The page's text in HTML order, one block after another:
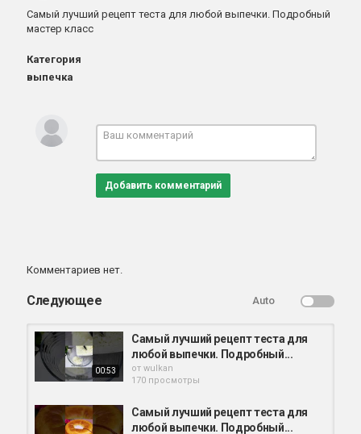
Самый лучший рецепт теста для любой выпечки. Подробный
мастер класс
Категория
выпечка
Добавить комментарий
Комментариев нет.
Следующее Auto
00:53
Самый лучший рецепт теста для
любой выпечки. Подробный...
от wulkan
170 просмотры
Самый лучший рецепт теста для
любой выпечки. Подробный...